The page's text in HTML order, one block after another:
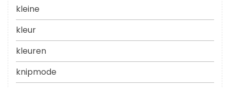
kleine
kleur
kleuren
knipmode